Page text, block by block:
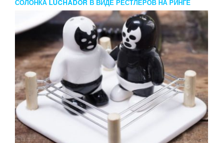
СОЛОНКА LUCHADOR В ВИДЕ РЕСТЛЕРОВ НА РИНГЕ